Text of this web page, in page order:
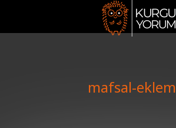
mafsal-eklem